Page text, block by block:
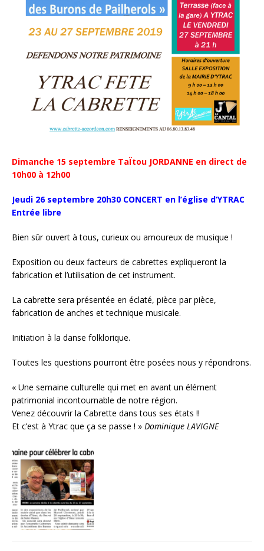
Dimanche 15 septembre TaÏtou JORDANNE en direct de
10h00 à 12h00
Jeudi 26 septembre 20h30 CONCERT en l’église d’YTRAC
Entrée libre
Bien sûr ouvert à tous, curieux ou amoureux de musique !
Exposition ou deux facteurs de cabrettes expliqueront la
fabrication et l’utilisation de cet instrument.
La cabrette sera présentée en éclaté, pièce par pièce,
fabrication de anches et technique musicale.
Initiation à la danse folklorique.
Toutes les questions pourront être posées nous y répondrons.
« Une semaine culturelle qui met en avant un élément
patrimonial incontournable de notre région.
Venez découvrir la Cabrette dans tous ses états !!
Et c’est à Ytrac que ça se passe ! » Dominique LAVIGNE